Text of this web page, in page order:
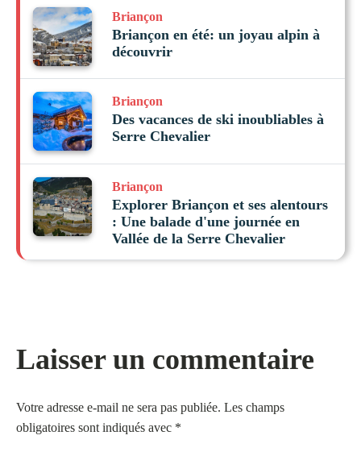
Briançon
Briançon en été: un joyau alpin à
découvrir
Briançon
Des vacances de ski inoubliables à
Serre Chevalier
Briançon
Explorer Briançon et ses alentours
: Une balade d'une journée en
Vallée de la Serre Chevalier
Laisser un commentaire
Votre adresse e-mail ne sera pas publiée. Les champs
obligatoires sont indiqués avec *